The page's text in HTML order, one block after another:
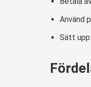
Använd
Sätt upp